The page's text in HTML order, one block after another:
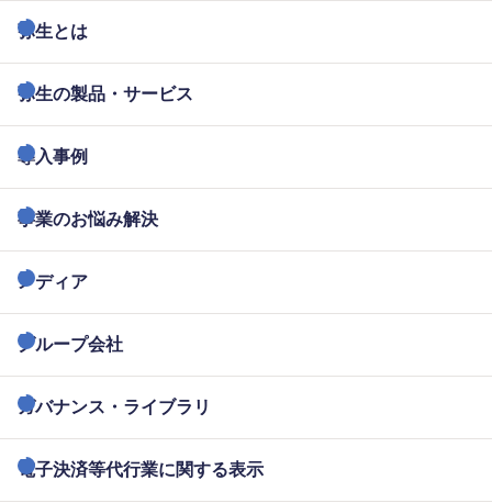
弥生とは
弥生の製品・サービス
導入事例
事業のお悩み解決
メディア
グループ会社
ガバナンス・ライブラリ
電子決済等代行業に関する表示